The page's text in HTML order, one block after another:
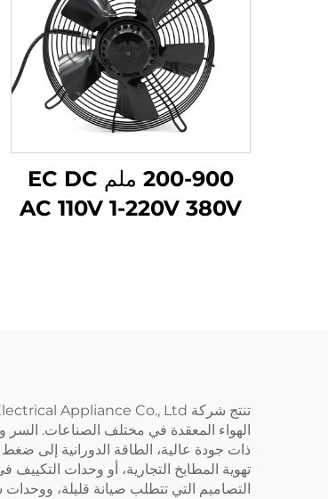
200-900 ملم EC DC
AC 110V 1-220V 380V
ذات جودة عالية، الطاقة الدورانية إلى
تهوية المطابخ التجارية، أو وحدات
التصاميم التي تتطلب صيانة قليلة،